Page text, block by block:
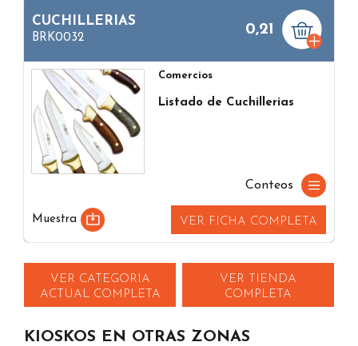
CUCHILLERIAS
BRK0032
0,21
Comercios
Listado de Cuchillerias
Conteos
Muestra VER FICHA COMPLETA
VER CATEGORIA
ACTUAL COMPLETA
VER TIENDA
COMPLETA
KIOSKOS EN OTRAS ZONAS